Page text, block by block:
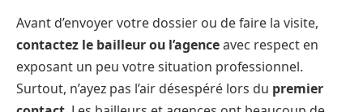
Avant d’envoyer votre dossier ou de faire la visite,
contactez le bailleur ou l’agenceavec respect en
exposant un peu votre situation professionnel.
Surtout, n’ayez pas l’air désespéré lors du premier